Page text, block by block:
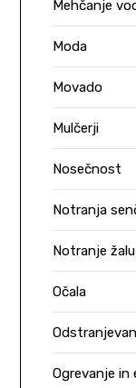
Mehčanje
Moda
Movado
Mulčerji
Nosečnost
Notranja
Notranje
Očala
Ogrevanje in